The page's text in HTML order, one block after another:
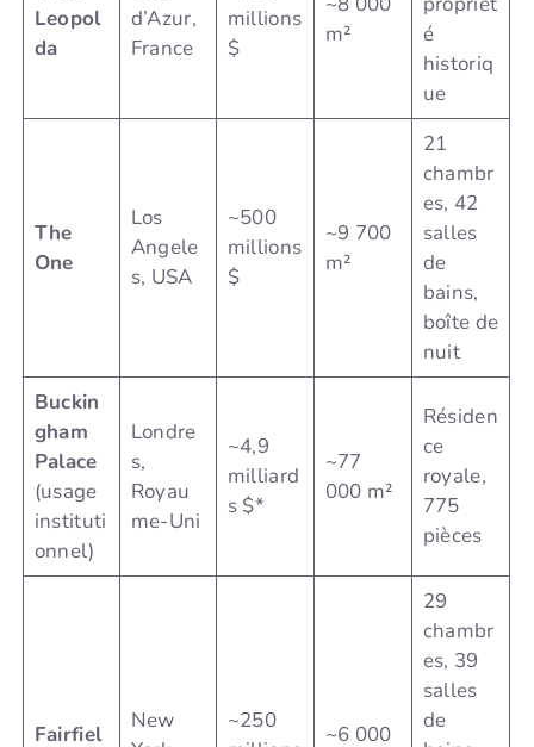
Leopol
da
d’Azur,
France
millions
$
m²
é
historiq
ue
The
One
Los
Angele
s, USA
~500
millions
$
~9 700
m²
21
chambr
es, 42
salles
de
bains,
boîte de
nuit
Buckin
gham
Palace
(usage
instituti
onnel)
Londre
s,
Royau
me-Uni
~4,9
milliard
s $*
~77
000 m²
Résiden
ce
royale,
775
pièces
Fairfiel
New
~250
~6 000
29
chambr
es, 39
salles
de